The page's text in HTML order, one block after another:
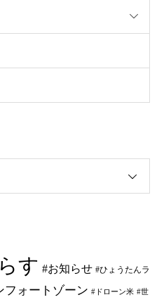
す #お知らせ #ひょうたんラ
フォートゾーン #ドローン米 #世